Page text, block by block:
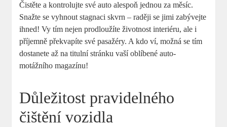
Čistěte a kontrolujte své auto alespoň jednou za měsíc.
Snažte se vyhnout stagnaci skvrn – raději se jimi zabývejte
ihned! Vy tím nejen prodloužíte životnost interiéru, ale i
příjemně překvapíte své pasažéry. A kdo ví, možná se tím
dostanete až na titulní stránku vaší oblíbené auto-
motážního magazínu!
Důležitost pravidelného
čištění vozidla